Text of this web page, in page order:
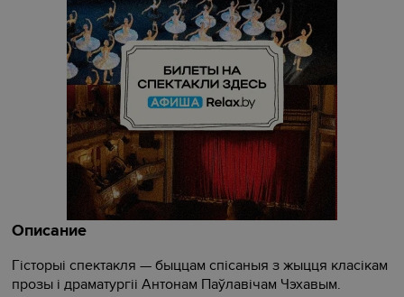
Описание
Гісторыі спектакля — быццам спісаныя з жыцця класікам
прозы і драматургіі Антонам Паўлавічам Чэхавым.